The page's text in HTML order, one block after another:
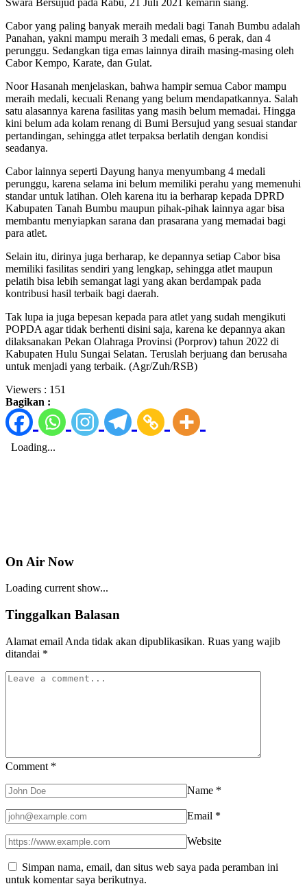
Cabor yang paling banyak meraih medali bagi Tanah Bumbu adalah
Panahan, yakni mampu meraih 3 medali emas, 6 perak, dan 4
perunggu. Sedangkan tiga emas lainnya diraih masing-masing oleh
Cabor Kempo, Karate, dan Gulat.
Noor Hasanah menjelaskan, bahwa hampir semua Cabor mampu
meraih medali, kecuali Renang yang belum mendapatkannya. Salah
satu alasannya karena fasilitas yang masih belum memadai. Hingga
kini belum ada kolam renang di Bumi Bersujud yang sesuai standar
pertandingan, sehingga atlet terpaksa berlatih dengan kondisi
seadanya.
Cabor lainnya seperti Dayung hanya menyumbang 4 medali
perunggu, karena selama ini belum memiliki perahu yang memenuhi
standar untuk latihan. Oleh karena itu ia berharap kepada DPRD
Kabupaten Tanah Bumbu maupun pihak-pihak lainnya agar bisa
membantu menyiapkan sarana dan prasarana yang memadai bagi
para atlet.
Selain itu, dirinya juga berharap, ke depannya setiap Cabor bisa
memiliki fasilitas sendiri yang lengkap, sehingga atlet maupun
pelatih bisa lebih semangat lagi yang akan berdampak pada
kontribusi hasil terbaik bagi daerah.
Tak lupa ia juga bepesan kepada para atlet yang sudah mengikuti
POPDA agar tidak berhenti disini saja, karena ke depannya akan
dilaksanakan Pekan Olahraga Provinsi (Porprov) tahun 2022 di
Kabupaten Hulu Sungai Selatan. Teruslah berjuang dan berusaha
untuk menjadi yang terbaik. (Agr/Zuh/RSB)
Viewers : 151
Bagikan :
On Air Now
Loading current show...
Tinggalkan Balasan
Alamat email Anda tidak akan dipublikasikan. Ruas yang wajib
ditandai *
Comment *
Name *
Email *
Website
Simpan nama, email, dan situs web saya pada peramban ini
untuk komentar saya berikutnya.